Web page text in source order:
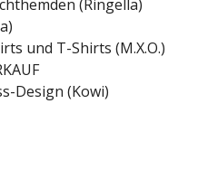
(Ringella)
und T-Shirts (M.X.O.)
Design (Kowi)